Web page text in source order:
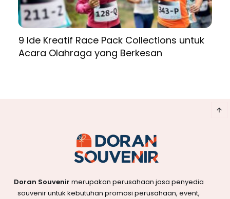
9 Ide Kreatif Race Pack Collections untuk
Acara Olahraga yang Berkesan
Doran Souvenir merupakan perusahaan jasa penyedia
souvenir untuk kebutuhan promosi perusahaan, event,